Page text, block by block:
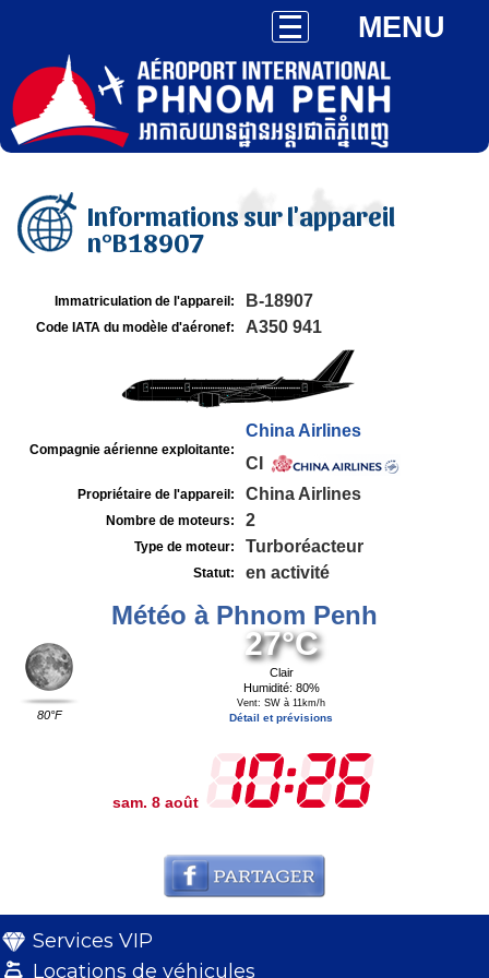
MENU
Informations sur l'appareil
n°B18907
Immatriculation de l'appareil: B-18907
Code IATA du modèle d'aéronef: A350 941
Compagnie aérienne exploitante:
China Airlines
CI
Propriétaire de l'appareil: China Airlines
Nombre de moteurs: 2
Type de moteur: Turboréacteur
Statut: en activité
Météo à Phnom Penh
80°F
27°C
Clair
Humidité: 80%
Vent: SW à 11km/h
Détail et prévisions
sam. 8 août
Services VIP
Locations de véhicules